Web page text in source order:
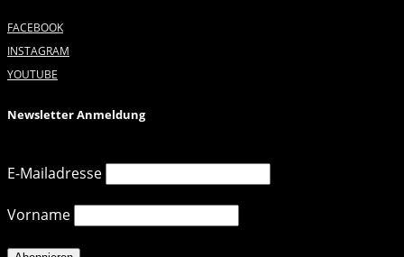
FACEBOOK
INSTAGRAM
YOUTUBE
Newsletter Anmeldung
E-Mailadresse
Vorname